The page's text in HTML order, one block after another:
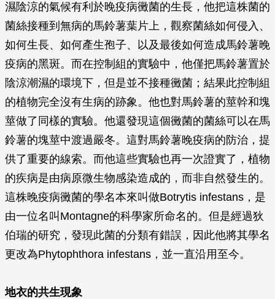
濕陰涼的氣候有利於晚疫病黴菌的生長，他把這株菌的
菌絲接種到無病的馬鈴薯葉片上，觀察菌絲如何侵入、
如何生長、如何產生孢子、以及最後如何造成馬鈴薯晚
疫病的黑斑。而在控制組的實驗中，他僅把馬鈴薯置於
陰涼潮濕的環境下，但是並不接種黴菌；結果此控制組
的植物完全沒有生病的跡象。他也對馬鈴薯的莖幹和塊
莖做了同樣的實驗。他還發現這個黴菌的菌絲可以在馬
鈴薯的塊莖中渡過嚴冬。這對馬鈴薯晚疫病的防治，提
供了重要的線索。而他這些實驗也再一次證實了，植物
的疾病是由病原微生物感染造成的，而非自然發生的。
這株晚疫病黴菌的學名本來叫做Botrytis infestans ，是
由一位名叫Montagne的科學家所命名的。但是經過狄
伯瑞的研究，發現此菌的分類有錯誤，因此他將其學名
更改為Phytophthora infestans ，並一直沿用至今。
地衣的共生現象